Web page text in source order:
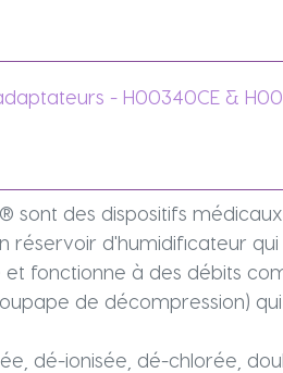
- H00340CE &
sont des dispositifs
réservoir d'humidificateur
fonctionne à des débits
de décompression)
dé-ionisée, dé-chlorée,